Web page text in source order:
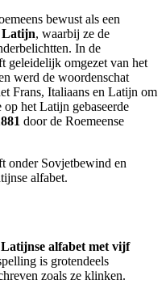
bewust als een
Latijn, waarbij ze de
In de
geleidelijk omgezet van het
werd de woordenschat
Frans, Italiaans en Latijn om
het Latijn gebaseerde
door de Roemeense
onder Sovjetbewind en
alfabet.
Latijnse alfabet met vijf
is grotendeels
zoals ze klinken.